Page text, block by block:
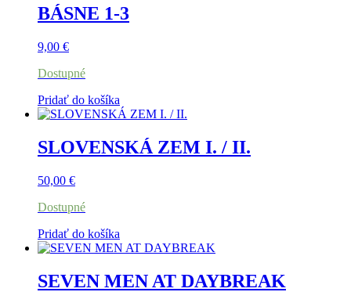
BÁSNE 1-3
9,00 €
Dostupné
Pridať do košíka
SLOVENSKÁ ZEM I. / II.
50,00 €
Dostupné
Pridať do košíka
SEVEN MEN AT DAYBREAK